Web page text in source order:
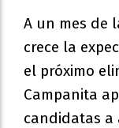
A un mes de
crece la
el próximo
Campanita
candidatas